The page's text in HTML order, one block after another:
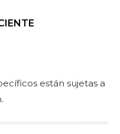
están sujetas a